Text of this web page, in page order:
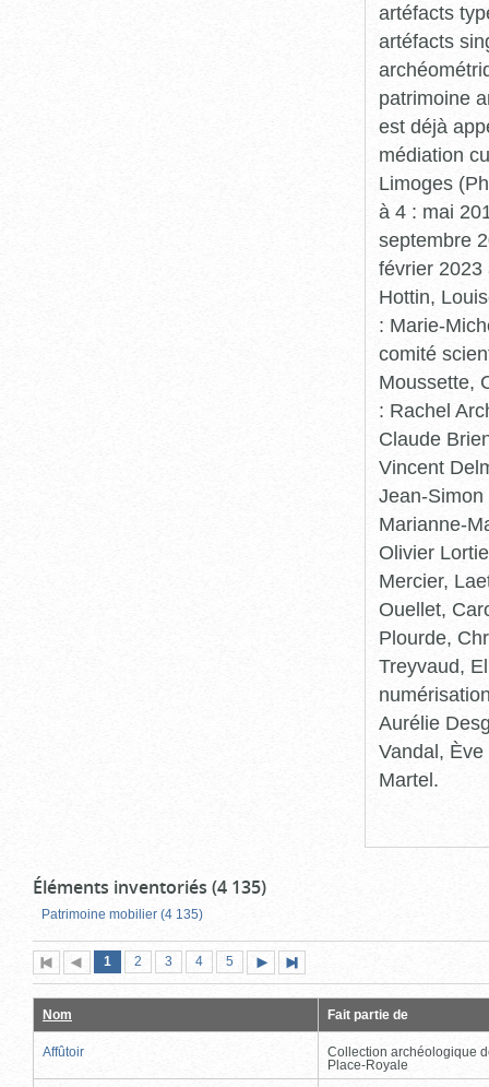
artéfacts
artéfacts
patrimoine
est déjà
médiation
Limoges
à 4 : mai
septembre
février 2023
Hottin,
: Marie-
comité
Moussette,
: Rachel
Claude
Vincent
Jean-
Marianne-
Olivier
Mercier,
Ouellet,
Plourde,
Treyvaud,
Aurélie
Vandal,
Martel.
Éléments inventoriés (4 135)
Patrimoine mobilier (4 135)
Première
page
Page
précédente
Page
1 (page
actuelle)
Page
2 Page
3 Page
4 Page
5
suivante
page
Nom Fait partie de
Affûtoir
Collection archéologique
Place-Royale